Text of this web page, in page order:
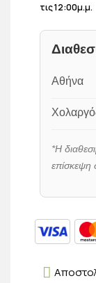
τις 12:00μ.μ.
Αθήνα
*Η
επίσκεψη